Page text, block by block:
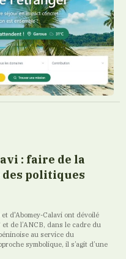
: faire de la
politiques
d'Abomey-Calavi ont dévoilé
de l’ANCB, dans le cadre du
au service du
symbolique, il s’agit d’une